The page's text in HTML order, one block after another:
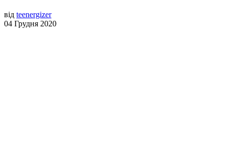
від teenergizer
04 Грудня 2020